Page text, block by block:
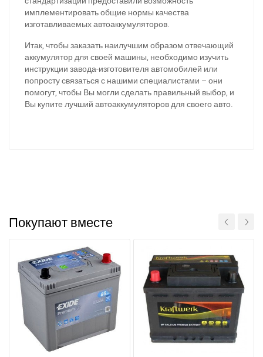
имплементировать общие нормы качества
изготавливаемых автоаккумуляторов.
Итак, чтобы заказать наилучшим образом отвечающий
аккумулятор для своей машины, необходимо изучить
инструкции завода-изготовителя автомобилей или
попросту связаться с нашими специалистами – они
помогут, чтобы Вы могли сделать правильный выбор, и
Вы купите лучший автоаккумуляторов для своего авто.
Покупают вместе